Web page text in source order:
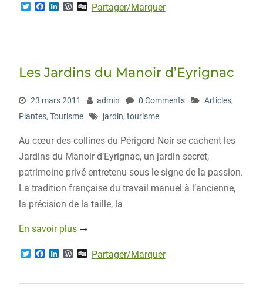
T
t
F
e
k
L
k
n
W
d
s
D
g
Partager/Marquer
Les Jardins du Manoir d’Eyrignac
23 mars 2011 admin 0 Comments Articles,
Plantes, Tourisme jardin, tourisme
Au cœur des collines du Périgord Noir se cachent les
Jardins du Manoir d’Eyrignac, un jardin secret,
patrimoine privé entretenu sous le signe de la passion.
La tradition française du travail manuel à l’ancienne,
la précision de la taille, la
En savoir plus
T
t
F
e
L
k
W
d
D
g
Partager/Marquer